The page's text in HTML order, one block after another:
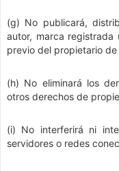
(g) No publicará,
autor, marca registrada
previo del propietario
(h) No eliminará los
otros derechos de
(i) No interferirá ni
servidores o redes